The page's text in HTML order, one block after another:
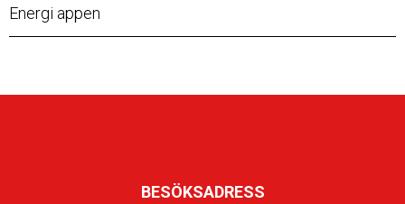
Energi appen
BESÖKSADRESS